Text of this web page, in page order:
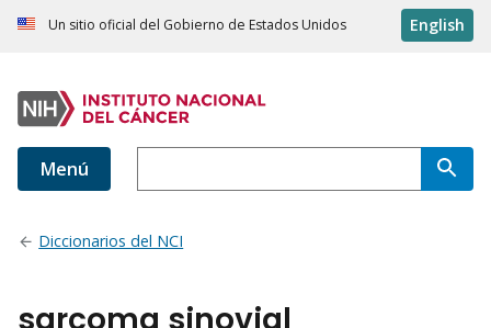
Un sitio oficial del Gobierno de Estados Unidos English
Menú
Diccionarios del NCI